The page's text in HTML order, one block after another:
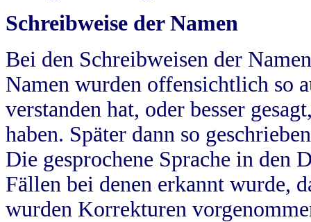
Schreibweise der Namen
Bei den Schreibweisen der
Namen wurden offensichtlich so
verstanden hat, oder besser
haben. Später dann so
Die gesprochene Sprache in
Fällen bei denen erkannt wurde,
wurden Korrekturen